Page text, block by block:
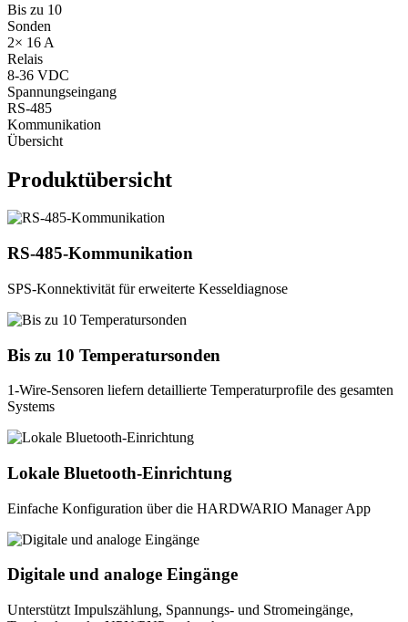
Bis zu 10
Sonden
2× 16 A
Relais
8-36 VDC
Spannungseingang
RS‑485
Kommunikation
Übersicht
Produktübersicht
RS‑485-Kommunikation
SPS-Konnektivität für erweiterte Kesseldiagnose
Bis zu 10 Temperatursonden
1-Wire-Sensoren liefern detaillierte Temperaturprofile des gesamten
Systems
Lokale Bluetooth-Einrichtung
Einfache Konfiguration über die HARDWARIO Manager App
Digitale und analoge Eingänge
Unterstützt Impulszählung, Spannungs- und Stromeingänge,